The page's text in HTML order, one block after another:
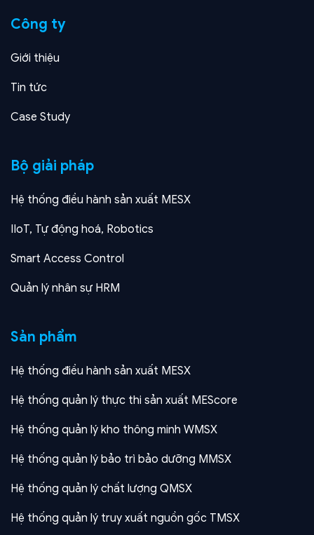
Công ty
Giới thiệu
Tin tức
Case Study
Bộ giải pháp
Hệ thống điều hành sản xuất MESX
IIoT, Tự động hoá, Robotics
Smart Access Control
Quản lý nhân sự HRM
Sản phẩm
Hệ thống điều hành sản xuất MESX
Hệ thống quản lý thực thi sản xuất MEScore
Hệ thống quản lý kho thông minh WMSX
Hệ thống quản lý bảo trì bảo dưỡng MMSX
Hệ thống quản lý chất lượng QMSX
Hệ thống quản lý truy xuất nguồn gốc TMSX